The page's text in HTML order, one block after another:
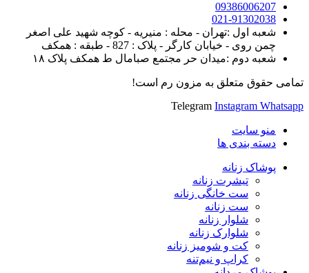
09386006207
021-91302038
شعبه اول :تهران - محله : منیریه - کوچه شهید علی اصغر
چمن روی - خیابان کارگر - پلاک : 827 - طبقه : همکف
شعبه دوم :میدان حر مجتمع صبامال ط همکف پلاک ۱۸
تمامی حقوق متعلق به مزون رم است!
Telegram Instagram Whatsapp
منو سایت
دسته بندی ها
پوشاک زنانه
تیشرت زنانه
ست خانگی زنانه
ست زنانه
شلوار زنانه
شلوارک زنانه
کت و شومیز زنانه
کراپ و نیم‌تنه